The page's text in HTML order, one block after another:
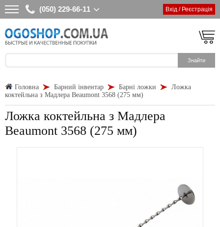
(050) 229-66-11 Вхід / Реєстрація
Головна Барний інвентар Барні ложки
Ложка
коктейльна з Мадлера Beaumont 3568 (275 мм)
Ложка коктейльна з Мадлера
Beaumont 3568 (275 мм)